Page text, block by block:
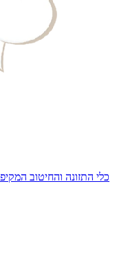
כלי התזונה והחיטוב